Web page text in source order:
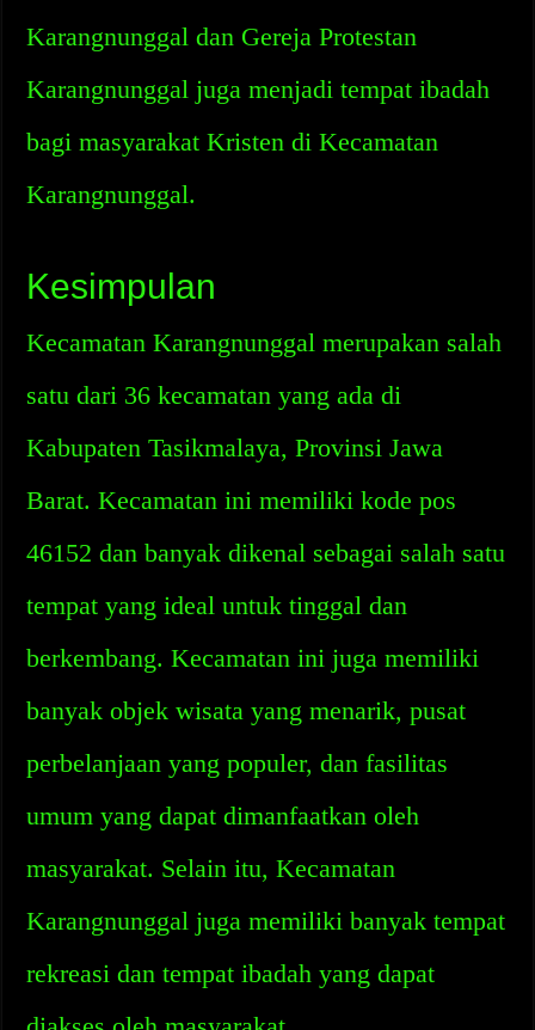
Karangnunggal dan Gereja Protestan
Karangnunggal juga menjadi tempat ibadah
bagi masyarakat Kristen di Kecamatan
Karangnunggal.
Kesimpulan
Kecamatan Karangnunggal merupakan salah
satu dari 36 kecamatan yang ada di
Kabupaten Tasikmalaya, Provinsi Jawa
Barat. Kecamatan ini memiliki kode pos
46152 dan banyak dikenal sebagai salah satu
tempat yang ideal untuk tinggal dan
berkembang. Kecamatan ini juga memiliki
banyak objek wisata yang menarik, pusat
perbelanjaan yang populer, dan fasilitas
umum yang dapat dimanfaatkan oleh
masyarakat. Selain itu, Kecamatan
Karangnunggal juga memiliki banyak tempat
rekreasi dan tempat ibadah yang dapat